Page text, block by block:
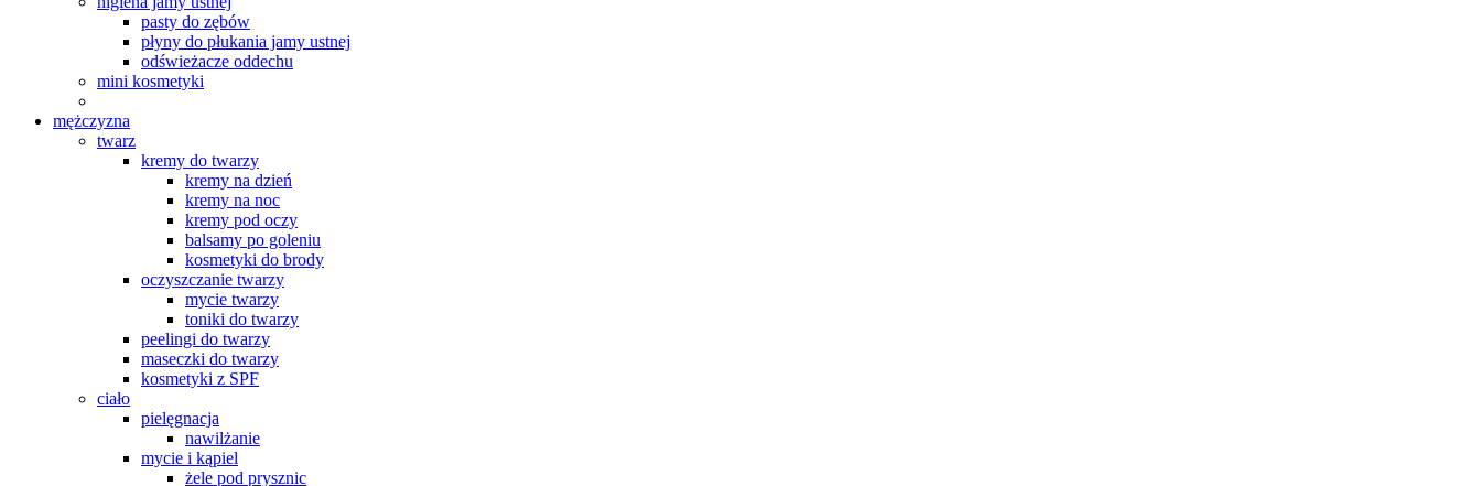
pasty do zębów
płyny do płukania jamy ustnej
odświeżacze oddechu
mini kosmetyki
mężczyzna
twarz
kremy do twarzy
kremy na dzień
kremy na noc
kremy pod oczy
balsamy po goleniu
kosmetyki do brody
oczyszczanie twarzy
mycie twarzy
toniki do twarzy
peelingi do twarzy
maseczki do twarzy
kosmetyki z SPF
ciało
pielęgnacja
nawilżanie
mycie i kąpiel
żele pod prysznic